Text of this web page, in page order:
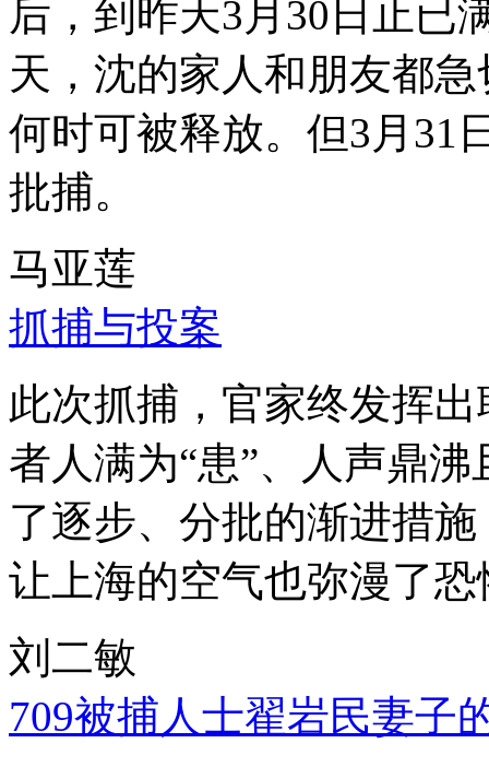
后，到昨天3月30日止已
天，沈的家人和朋友都
何时可被释放。但3月31
批捕。
马亚莲
抓捕与投案
此次抓捕，官家终发挥
者人满为“患”、人声鼎
了逐步、分批的渐进措
让上海的空气也弥漫了
刘二敏
709被捕人士翟岩民妻子